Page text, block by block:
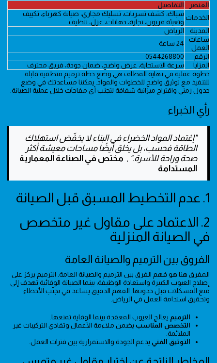
العنصر
التفاصيل
الخدمات سباك، كشف تسربات، تسليك مجاري، صيانة كهرباء، تكييف
وتعبئة فريون، نجارة، دهانات، عزل، تنظيف
المدينة
الرياض
ساعات
العمل
24 ساعة
الرقم
0544268800
المزايا
سرعة الاستجابة، عرض واضح، ضمان جودة، فريق محترف
خطوة عملية في نهاية المطاف هي وضع خطة ترميم منطقية قابلة
للتنفيذ مع توثيق واضح للخطوات والمواد. يمكننا مساعدتك في وضع
جدول زمني واقتراح ميزانية شفافة لتجنب أي مفاجآت خلال عملية الصيانة.
رأي الخبراء
"اِعْتماد المواد الخضراء في البناء لا يخفّض استهلاك
الطاقة فحسب، بل يخلق أيضًا مساحات معيشة أكثر
صحة وراحة للأسرة." , مختص في الصناعة المعمارية
المستدامة
1. عدم التخطيط المسبق قبل الصيانة
2. الاعتماد على مقاول غير متخصص
في الصيانة المنزلية
الفروق بين الترميم والصيانة العامة
المفرق هنا هو فهم الفرق بين الترميم والصيانة العامة. الترميم يركز على
إصلاح العيوب الكبيرة واستعادة الوظيفة، بينما الصيانة الوقائية تهدف إلى
منع المشكلات قبل حدوثها. الفهم الدقيق يساعد في تجنّب الأخطاء
وتحقيق استدامة العمل في الرياض.
الترميم يعالج العيوب المعقدة بينما الوقاية تمنعها.
التخصص المناسب يضمن ملاءمة الأعمال وتفادي التركيبات غير
الملائمة.
التوثيق الفني يدعم الجودة والاستمرارية بين فترات العمل.